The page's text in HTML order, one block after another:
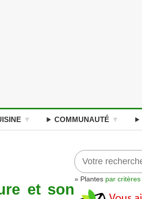
COMMUNAUTÉ
et son
» Plantes par critères